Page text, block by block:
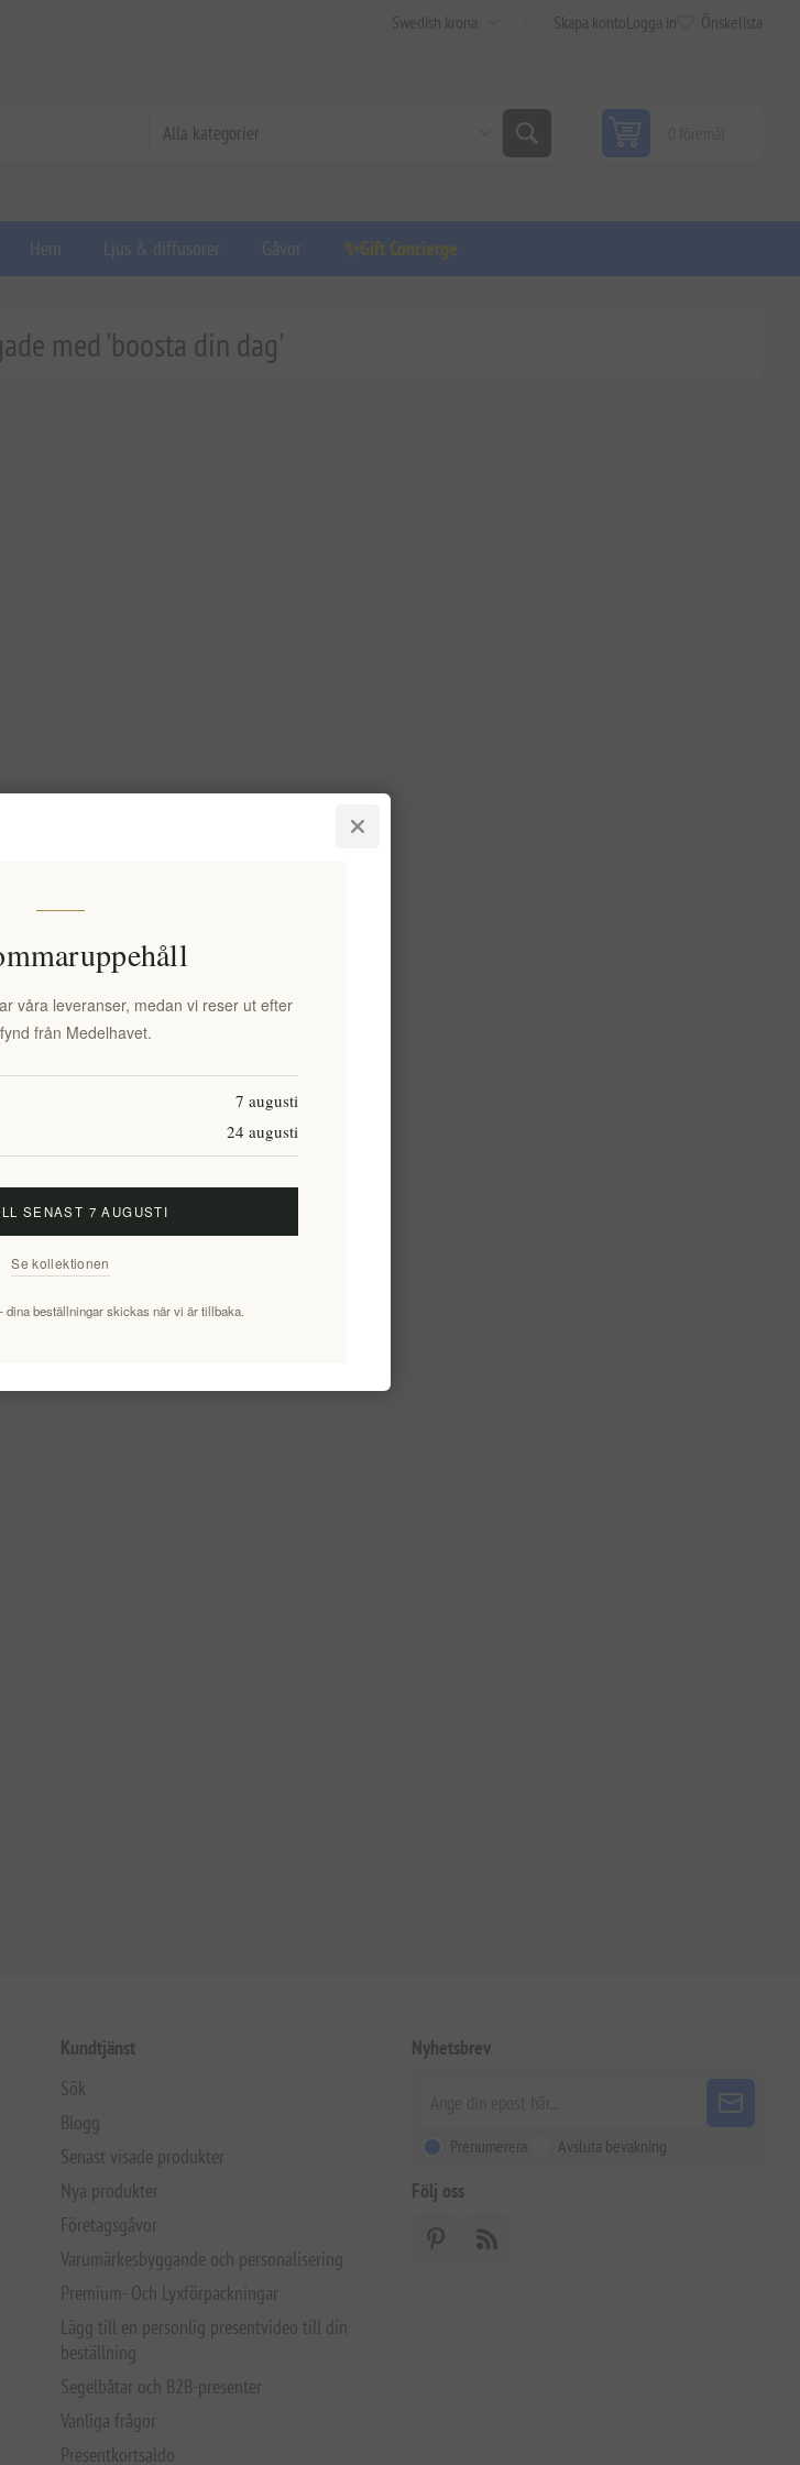
Skapa kontoLogga in Önskelista
Hem Ljus & diffusorer Gåvor ✨Gift Concierge
med 'boosta din dag'
Kundtjänst
Sök
Blogg
Senast visade produkter
Nya produkter
Företagsgåvor
Varumärkesbyggande och personalisering
Premium- Och Lyxförpackningar
Lägg till en personlig presentvideo till din
beställning
Segelbåtar och B2B-presenter
Vanliga frågor
Presentkortsaldo
Nyhetsbrev
Prenumerera Avsluta bevakning
Följ oss
våra leveranser, medan vi reser ut efter
från Medelhavet.
7 augusti
24 augusti
SENAST 7 AUGUSTI
Se kollektionen
beställningar skickas när vi är tillbaka.